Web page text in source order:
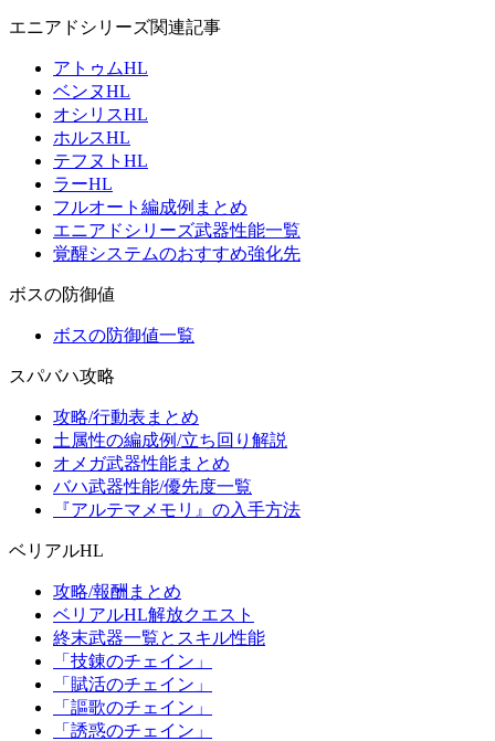
エニアドシリーズ関連記事
アトゥムHL
ベンヌHL
オシリスHL
ホルスHL
テフヌトHL
ラーHL
フルオート編成例まとめ
エニアドシリーズ武器性能一覧
覚醒システムのおすすめ強化先
ボスの防御値
ボスの防御値一覧
スパバハ攻略
攻略/行動表まとめ
土属性の編成例/立ち回り解説
オメガ武器性能まとめ
バハ武器性能/優先度一覧
『アルテマメモリ』の入手方法
ベリアルHL
攻略/報酬まとめ
ベリアルHL解放クエスト
終末武器一覧とスキル性能
「技錬のチェイン」
「賦活のチェイン」
「謳歌のチェイン」
「誘惑のチェイン」